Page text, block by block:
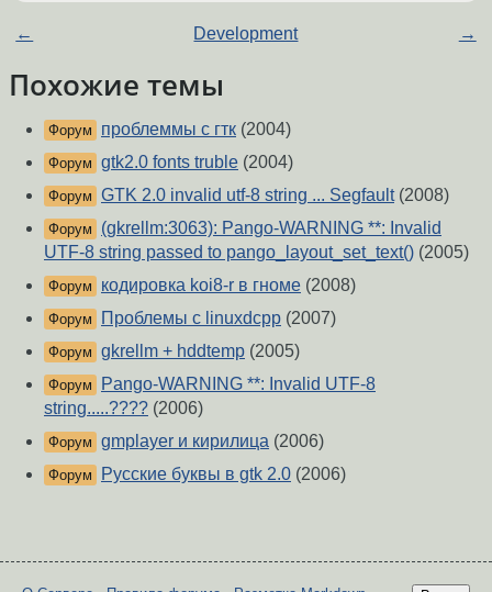
← Development →
Похожие темы
Форум проблеммы с гтк (2004)
Форум gtk2.0 fonts truble (2004)
Форум GTK 2.0 invalid utf-8 string ... Segfault(2008)
Форум
(gkrellm:3063): Pango-WARNING **: Invalid
UTF-8 string passed to pango_layout_set_text() (2005)
Форум кодировка koi8-r в гноме (2008)
Форум Проблемы с linuxdcpp (2007)
Форум gkrellm + hddtemp (2005)
Форум
Pango-WARNING **: Invalid UTF-8
string.....???? (2006)
Форум gmplayer и кирилица (2006)
Форум Русские буквы в gtk 2.0 (2006)